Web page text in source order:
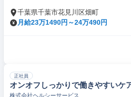
千葉県千葉市花見川区畑町
月給23万1490円～24万490円
正社員
オンオフしっかりで働きやすいケ
株式会社ヘルシーサービス